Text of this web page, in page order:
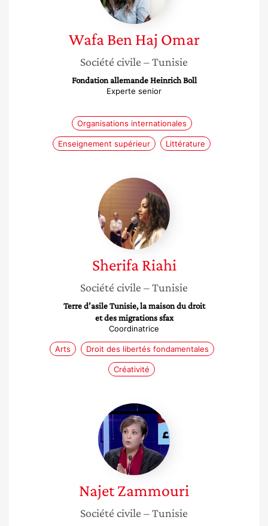
Wafa Ben Haj Omar
Société civile – Tunisie
Fondation allemande Heinrich Boll
Experte senior
Organisations internationales
Enseignement supérieur Littérature
Sherifa
Riahi
Sherifa Riahi
Société civile – Tunisie
Terre d’asile Tunisie, la maison du droit
et des migrations sfax
Coordinatrice
Arts Droit des libertés fondamentales
Créativité
Najet
Zammouri
NajetZammouri
Société civile – Tunisie